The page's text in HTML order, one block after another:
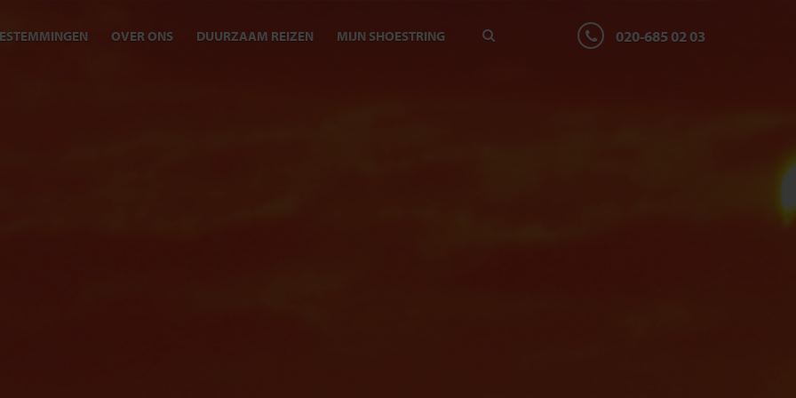
OVER ONS DUURZAAM REIZEN MIJN SHOESTRING 020-685 02 03